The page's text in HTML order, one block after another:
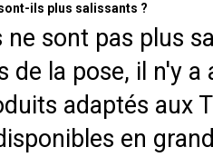
ils plus salissants ?
ne sont pas plus
de la pose, il n'y
adaptés aux
en